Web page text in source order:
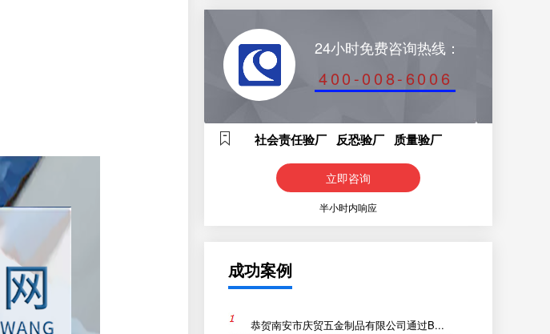
24小时免费咨询热线：
400-008-6006
社会责任验厂 反恐验厂 质量验厂
立即咨询
半小时内响应
成功案例
恭贺南安市庆贸五金制品有限公司通过B...